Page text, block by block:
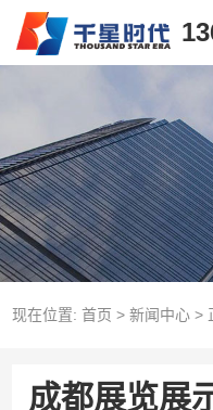
现在位置: 首页 > 新闻中心>
成都展览展